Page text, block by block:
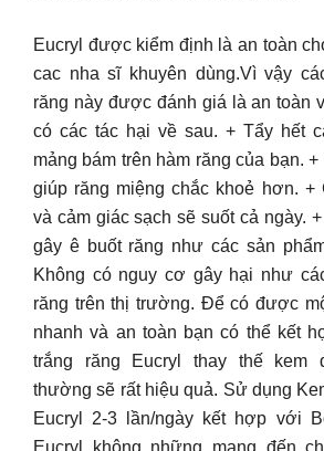
Eucryl được kiểm định là an toàn
cac nha sĩ khuyên dùng.Vì vậy
răng này được đánh giá là an toàn
có các tác hại về sau. + Tẩy hết
mảng bám trên hàm răng của bạn.
giúp răng miệng chắc khoẻ hơn. +
và cảm giác sạch sẽ suốt cả ngày.
gây ê buốt răng như các sản
Không có nguy cơ gây hại như
răng trên thị trường. Để có được
nhanh và an toàn bạn có thể kết
trắng răng Eucryl thay thế kem
thường sẽ rất hiệu quả. Sử dụng
Eucryl 2-3 lần/ngày kết hợp với
Eucryl không những mang đến